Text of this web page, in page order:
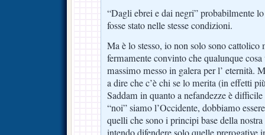
“Dagli ebrei e dai negri” probabilmente
fosse stato nelle stesse condizioni.
Ma è lo stesso, io non solo sono cattolico
fermamente convinto che qualunque
massimo messo in galera per l’ eternità.
a dire che c’è chi se lo merita (in effetti
Saddam in quanto a nefandezze è
“noi” siamo l’Occidente, dobbiamo
quelli che sono i principi base della